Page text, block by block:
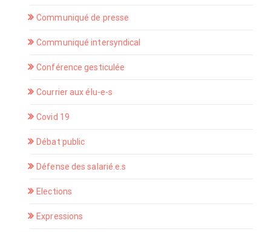
Communiqué de presse
Communiqué intersyndical
Conférence gesticulée
Courrier aux élu-e-s
Covid 19
Débat public
Défense des salarié.e.s
Elections
Expressions